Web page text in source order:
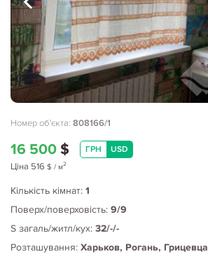
Номер об'єкта: 808166/1
16 500 $ ГРН USD
Ціна 516 $ / м2
Кількість кімнат: 1
Поверх/поверховість: 9/9
S загаль/житл/кух: 32/-/-
Розташування: Харьков, Рогань,